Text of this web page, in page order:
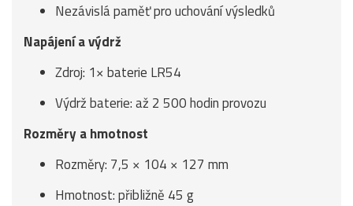
Nezávislá paměť pro uchování výsledků
Napájení a výdrž
Zdroj: 1× baterie LR54
Výdrž baterie: až 2 500 hodin provozu
Rozměry a hmotnost
Rozměry: 7,5 × 104 × 127 mm
Hmotnost: přibližně 45 g